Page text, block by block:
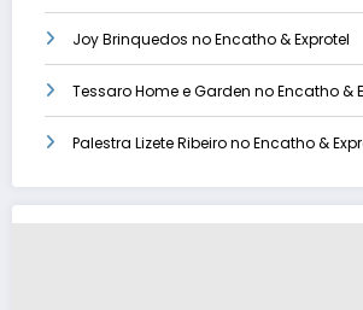
Joy Brinquedos no Encatho & Exprotel
Tessaro Home e Garden no Encatho &
Palestra Lizete Ribeiro no Encatho &